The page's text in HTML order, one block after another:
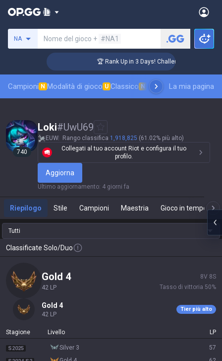
NA Nome del gioco + #NA1
🏆 Rank Up in 3 Days! Challenger Coaching
Campioni N Modalità di gioco U Classico N Classifica skin
La mia pagina
740
Loki#UwU69
EUW Rango classifica 1,918,825 (61.02% più alto)
Collegati al tuo account Riot e configura il tuo
profilo.
Aggiorna
Ultimo aggiornamento: 4 giorni fa
Riepilogo Stile Campioni Maestria Gioco in tempo
Tutti
Classificate Solo/Duo
gold 4
42 LP
8V 8S
Tasso di vittoria 50%
gold 4
42 LP
Tier più alto
Stagione Livello LP
S2025 silver 3 57